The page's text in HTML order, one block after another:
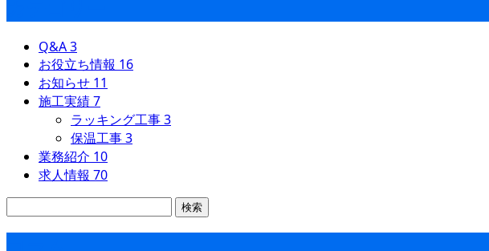
Q&A3
お役立ち情報 16
お知らせ 11
施工実績7
ラッキング工事3
保温工事3
業務紹介 10
求人情報 70